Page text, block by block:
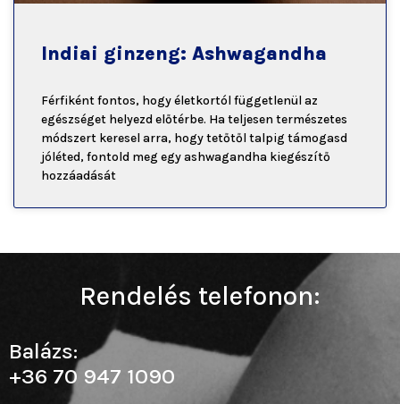
Indiai ginzeng: Ashwagandha
Férfiként fontos, hogy életkortól függetlenül az
egészséget helyezd előtérbe. Ha teljesen természetes
módszert keresel arra, hogy tetőtől talpig támogasd
jóléted, fontold meg egy ashwagandha kiegészítő
hozzáadását
Rendelés telefonon:
Balázs:
+36 70 947 1090